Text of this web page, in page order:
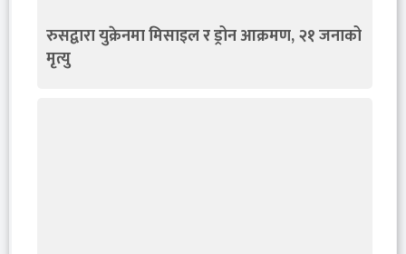
रुसद्वारा युक्रेनमा मिसाइल र ड्रोन आक्रमण, २१ जनाको
मृत्यु